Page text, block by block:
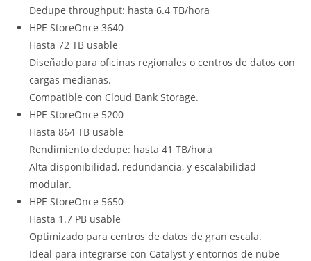
Dedupe throughput: hasta 6.4 TB/hora
HPE StoreOnce 3640
Hasta 72 TB usable
Diseñado para oficinas regionales o centros de datos con
cargas medianas.
Compatible con Cloud Bank Storage.
HPE StoreOnce 5200
Hasta 864 TB usable
Rendimiento dedupe: hasta 41 TB/hora
Alta disponibilidad, redundancia, y escalabilidad
modular.
HPE StoreOnce 5650
Hasta 1.7 PB usable
Optimizado para centros de datos de gran escala.
Ideal para integrarse con Catalyst y entornos de nube